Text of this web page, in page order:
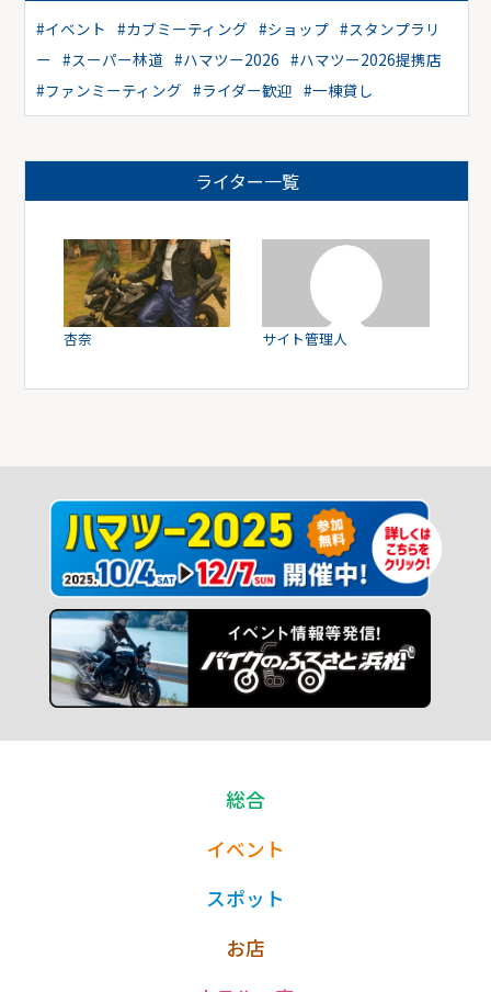
#イベント #カブミーティング #ショップ #スタンプラリ
ー
#スーパー林道 #ハマツー2026 #ハマツー2026提携店
#ファンミーティング #ライダー歓迎 #一棟貸し
ライター一覧
杏奈 サイト管理人
総合
イベント
スポット
お店